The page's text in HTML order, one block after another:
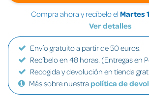
Compra ahora y recíbelo el Martes
Ver detalles
Envío gratuito a partir de 50 euros.
Recíbelo en 48 horas. (Entregas en
Recogida y devolución en tienda
Más sobre nuestra política de